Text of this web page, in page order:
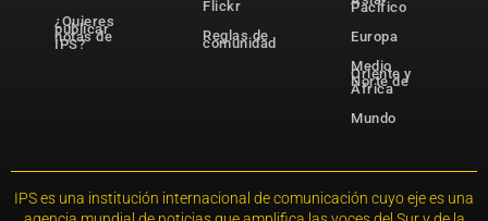
¿Quieres
publicar
notas de
IPS?
Flickr
Reglas de
comunidad
Pacífico
Europa
Medio
Oriente y
Norte de
África
Mundo
IPS es una institución internacional de comunicación cuyo eje es una